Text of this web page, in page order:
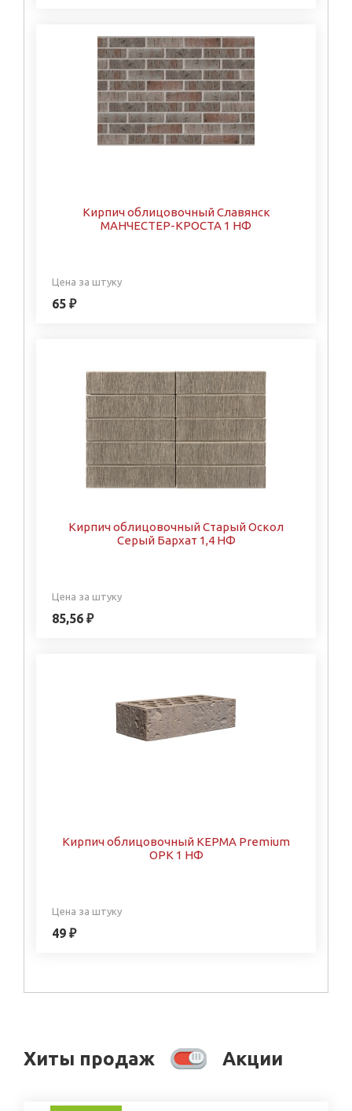
Кирпич облицовочный Славянск
МАНЧЕСТЕР-КРОСТА 1 НФ
Цена за штуку
65 ₽
Кирпич облицовочный Старый Оскол
Серый Бархат 1,4 НФ
Цена за штуку
85,56 ₽
Кирпич облицовочный КЕРМА Premium
ОРК 1 НФ
Цена за штуку
49 ₽
Хиты продаж Акции